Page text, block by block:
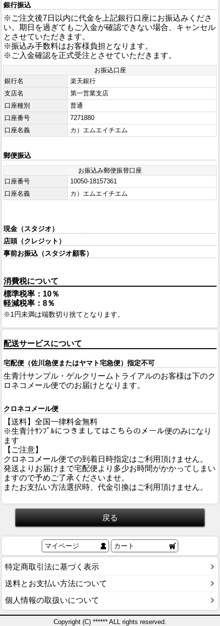
銀行振込
※ご注文後7日以内に代金を上記銀行口座にお振込みくださ
い。期日を過ぎてもご入金が確認できない場合、キャンセル
とさせていただきます。
※振込み手数料はお客様負担となります。
※ご入金確認を正式受注とさせていただきます。
お振込口座
銀行名
楽天銀行
支店名
第一営業支店
口座種別
普通
口座番号
7271880
口座名義
カ）エムエイチエム
郵便振込
お振込み郵便振替口座
口座番号
10050-18157361
口座名義
カ）エムエイチエム
現金（スタジオ）
店頭（クレジット）
事前お振込（スタジオ顧客）
消費税について
標準税率：10％
軽減税率：8％
1円未満は端数切り捨てとなります。
配送サービスについて
宅配便（佐川急便またはヤマト宅急便）指定不可
生青汁サンプル・ゲルクリームトライアルのお客様は下のク
ロネコメール便でのお届けとなります。
クロネコメール便
【送料】全国一律料金無料
※生青汁ｻﾝﾌﾟﾙにつきましてはこちらのメール便のみになり
ます
【ご注意】
クロネコメール便での到着日時指定はご利用頂けません。
発送よりお届けまで宅配便より多少お時間がかかってしまい
ますので予めご了承くださいませ。
またお支払い方法選択時、代金引換はご利用頂けません。
マイページ カート
特定商取引法に基づく表示
送料とお支払い方法について
個人情報の取扱いについて
Copyright (C) ****** ALL rights reserved.